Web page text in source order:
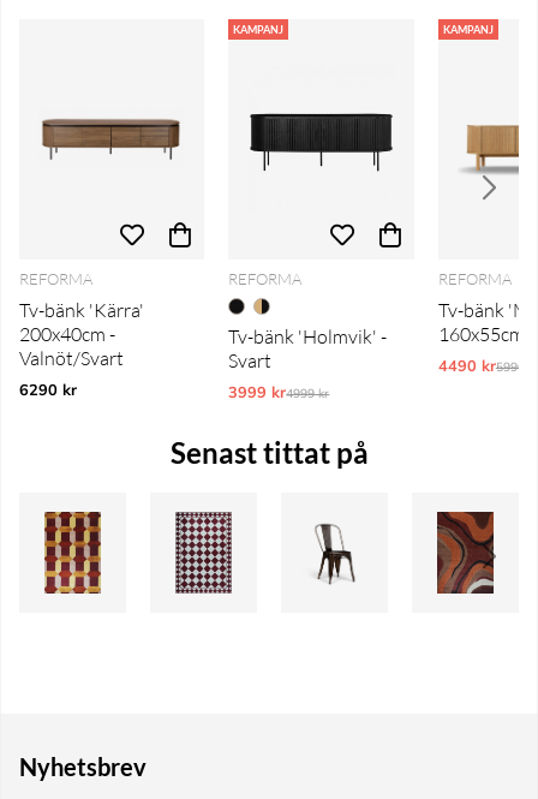
REFORMA
Tv-bänk 'Kärra'
200x40cm -
Valnöt/Svart
6290 kr
KAMPANJ
REFORMA
Tv-bänk 'Holmvik' -
Svart
3999 krOrdinarie pris:
4999 kr
KAMPANJ
REFORMA
Tv-bänk
160x55cm
4490 kr5990 kr
Senast tittat på
Nyhetsbrev